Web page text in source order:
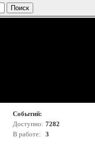
Событий:
Доступно: 7282
В работе:
3